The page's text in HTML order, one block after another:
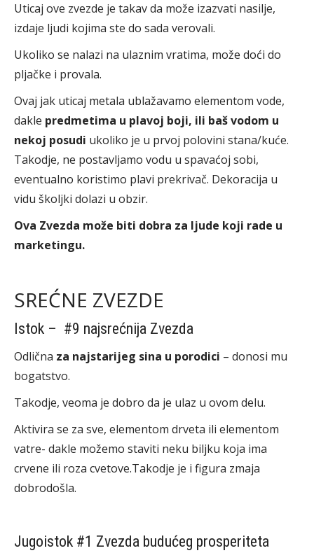
Uticaj ove zvezde je takav da može izazvati nasilje,
izdaje ljudi kojima ste do sada verovali.
Ukoliko se nalazi na ulaznim vratima, može doći do
pljačke i provala.
Ovaj jak uticaj metala ublažavamo elementom vode,
dakle predmetima u plavoj boji, ili baš vodom u
nekoj posudi ukoliko je u prvoj polovini stana/kuće.
Takodje, ne postavljamo vodu u spavaćoj sobi,
eventualno koristimo plavi prekrivač. Dekoracija u
vidu školjki dolazi u obzir.
Ova Zvezda može biti dobra za ljude koji rade u
marketingu.
SREĆNE ZVEZDE
Istok – #9 najsrećnija Zvezda
Odlična za najstarijeg sina u porodici – donosi mu
bogatstvo.
Takodje, veoma je dobro da je ulaz u ovom delu.
Aktivira se za sve, elementom drveta ili elementom
vatre- dakle možemo staviti neku biljku koja ima
crvene ili roza cvetove.Takodje je i figura zmaja
dobrodošla.
Jugoistok #1 Zvezda budućeg prosperiteta